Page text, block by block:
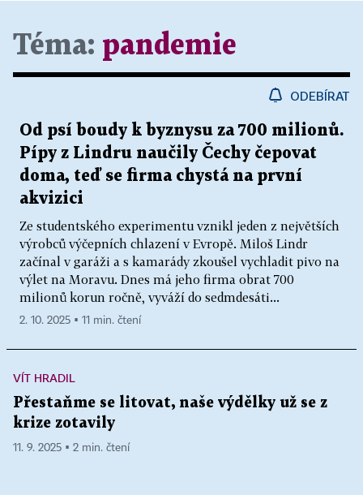
Téma: pandemie
ODEBÍRAT
Od psí boudy k byznysu za 700 milionů.
Pípy z Lindru naučily Čechy čepovat
doma, teď se firma chystá na první
akvizici
Ze studentského experimentu vznikl jeden z největších
výrobců výčepních chlazení v Evropě. Miloš Lindr
začínal v garáži a s kamarády zkoušel vychladit pivo na
výlet na Moravu. Dnes má jeho firma obrat 700
milionů korun ročně, vyváží do sedmdesáti...
2. 10. 2025 ▪ 11 min. čtení
VÍT HRADIL
Přestaňme se litovat, naše výdělky už se z
krize zotavily
11. 9. 2025 ▪ 2 min. čtení